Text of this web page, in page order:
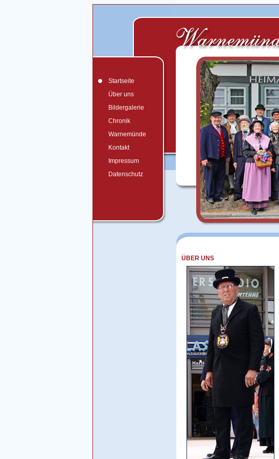
Startseite
Über uns
Bildergalerie
Chronik
Warnemünde
Kontakt
Impressum
Datenschutz
ÜBER UNS